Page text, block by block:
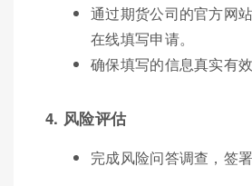
通过期货公司的官方网
在线填写申请。
确保填写的信息真实有效
4. 风险评估
完成风险问答调查，签